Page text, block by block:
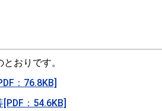
おりです。
：76.8KB]
：54.6KB]